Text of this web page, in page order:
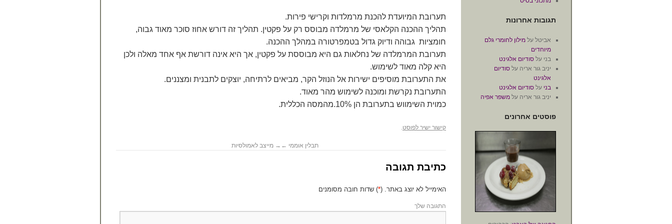
תערובת המיועדת להכנת מרמלדות וקרישי פירות.
תהליך ההכנה הקלאסי של מרמלדה מבוסס רק על פקטין. תהליך זה דורש אחוז סוכר מאוד גבוה,
חומציות גבוהה ודיוק גדול בטמפרטורה במהלך ההכנה.
תערובת המרמלדה של נחלאות גם היא מבוססת על פקטין, אך היא אינה דורשת אף אחד מאלה ולכן
היא קלה מאוד לשימוש.
את התערובת מוסיפים ישירות אל הנוזל הקר, מביאים לרתיחה, יוצקים לתבנית ומצננים.
התערובת נקרשת ומוכנה לשימוש מהר מאוד.
כמוית השימווש בתערובת הן 10%.מהמסה הכללית.
קישור ישיר לפוסט.
→ מייצב לאמולסיות תבלין אוממי ←
כתיבת תגובה
האימייל לא יוצג באתר. (
*) שדות חובה מסומנים
התגובה שלך
תגובות אחרונות
אביטל על מילון לחומרי גלם
מיוחדים
בני על סודיום אלגינט
יניב גור אריה על סודיום
אלגינט
בני על סודיום אלגינט
יניב גור אריה על משפר אפיה
פוסטים אחרונים